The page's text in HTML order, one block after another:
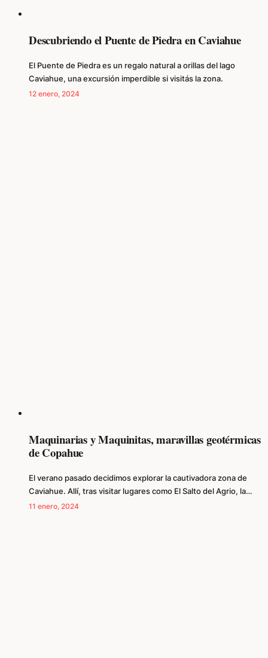
Descubriendo el Puente de Piedra en Caviahue
El Puente de Piedra es un regalo natural a orillas del lago
Caviahue, una excursión imperdible si visitás la zona.
12 enero, 2024
Maquinarias y Maquinitas, maravillas geotérmicas
de Copahue
El verano pasado decidimos explorar la cautivadora zona de
Caviahue. Allí, tras visitar lugares como El Salto del Agrio, la…
11 enero, 2024